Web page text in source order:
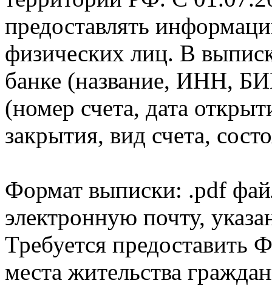
предоставлять
физических лиц. В
банке (название, ИНН,
(номер счета, дата
закрытия, вид счета,
Формат выписки: .pdf
электронную почту,
Требуется
места жительства